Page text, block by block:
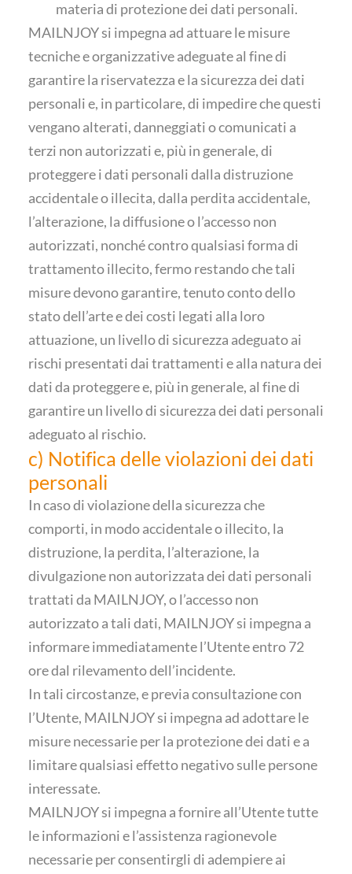
materia di protezione dei dati personali.
MAILNJOY si impegna ad attuare le misure
tecniche e organizzative adeguate al fine di
garantire la riservatezza e la sicurezza dei dati
personali e, in particolare, di impedire che questi
vengano alterati, danneggiati o comunicati a
terzi non autorizzati e, più in generale, di
proteggere i dati personali dalla distruzione
accidentale o illecita, dalla perdita accidentale,
l’alterazione, la diffusione o l’accesso non
autorizzati, nonché contro qualsiasi forma di
trattamento illecito, fermo restando che tali
misure devono garantire, tenuto conto dello
stato dell’arte e dei costi legati alla loro
attuazione, un livello di sicurezza adeguato ai
rischi presentati dai trattamenti e alla natura dei
dati da proteggere e, più in generale, al fine di
garantire un livello di sicurezza dei dati personali
adeguato al rischio.
c) Notifica delle violazioni dei dati
personali
In caso di violazione della sicurezza che
comporti, in modo accidentale o illecito, la
distruzione, la perdita, l’alterazione, la
divulgazione non autorizzata dei dati personali
trattati da MAILNJOY, o l’accesso non
autorizzato a tali dati, MAILNJOY si impegna a
informare immediatamente l’Utente entro 72
ore dal rilevamento dell’incidente.
In tali circostanze, e previa consultazione con
l’Utente, MAILNJOY si impegna ad adottare le
misure necessarie per la protezione dei dati e a
limitare qualsiasi effetto negativo sulle persone
interessate.
MAILNJOY si impegna a fornire all’Utente tutte
le informazioni e l’assistenza ragionevole
necessarie per consentirgli di adempiere ai